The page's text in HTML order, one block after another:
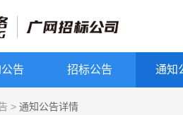
告 招标公告 通知
> 通知公告详情